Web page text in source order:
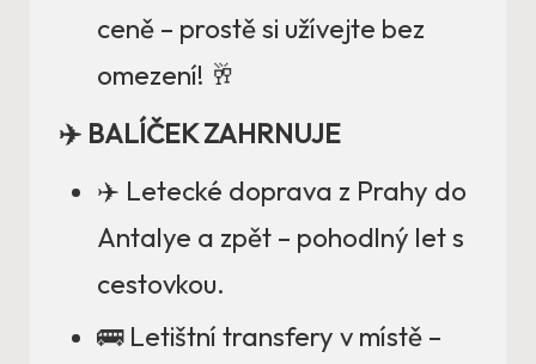
ceně – prostě si užívejte bez
omezení! 🥂
✈️ BALÍČEK ZAHRNUJE
✈️ Letecké doprava z Prahy do
Antalye a zpět – pohodlný let s
cestovkou.
🚌 Letištní transfery v místě –